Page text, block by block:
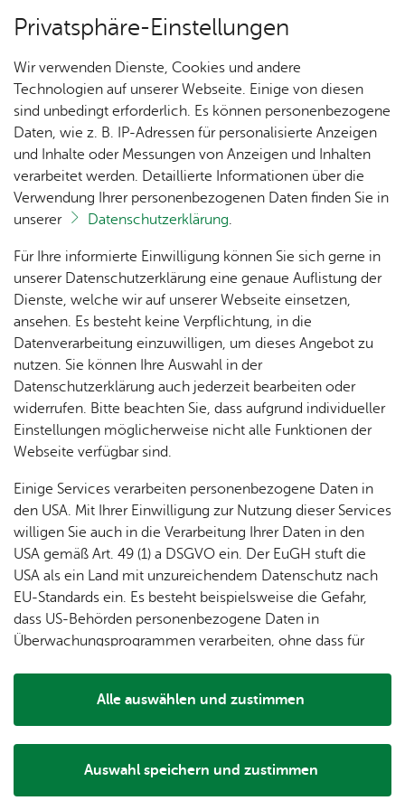
Rund ums See­ha­sen­fest
Nach­
Nach­
hal­tig­
keit
Stand­
See­has
Hei­
mat­
lied
Fest­
zei­ten
Fest­
ab­zei­
chen
In­fo­
stand
Tisch­
re­ser­
vie­
run­
gen
Fest­
ge­län­
Ver­
gnü­
gung­
park
Ein­
tritts­
&
Wert­
mar­
ken
Orga &
Spen­
den
Spon­
so­ren
Fi­gu­
ren­
grup­
pe
Fun­
dus
Ju­
gend­
Lage &
See­ha­sen­fest­ka­len­der
Wein­bar am Gon­del­ha­fen
(Fest­wirt: Mar­tin Frän­kel
GmbH)
Alle Ver­an­stal­tun­gen an die­sem Ver­an­stal­tungs­ort
Für die­sen Ver­an­stal­tungs­ort gibt es keine ak­tu­el­len Ver­an­
stal­tun­gen. Den städ­ti­schen Ver­an­stal­tungs­ka­len­der fin­den
Sie unterwww.​kalender.​fri​edri​chsh​afen.​de.
Wein­bar am Gon­del­ha­fen (Fest­wirt: Mar­tin Frän­kel
GmbH)
Ufer­stra­ße
88045Fried­richs­ha­fen
Rou­ten­pla­ner star­ten
Die Häfler Musikvereine und die Festwirte sorgen auf dem
Privatsphäre-Einstellungen
Wir verwenden Dienste, Cookies und andere
Technologien auf unserer Webseite. Einige von diesen
sind unbedingt erforderlich. Es können personenbezogene
Daten, wie z. B. IP-Adressen für personalisierte Anzeigen
und Inhalte oder Messungen von Anzeigen und Inhalten
verarbeitet werden. Detaillierte Informationen über die
Verwendung Ihrer personenbezogenen Daten finden Sie in
unserer
Datenschutzerklärung.
Für Ihre informierte Einwilligung können Sie sich gerne in
unserer Datenschutzerklärung eine genaue Auflistung der
Dienste, welche wir auf unserer Webseite einsetzen,
ansehen. Es besteht keine Verpflichtung, in die
Datenverarbeitung einzuwilligen, um dieses Angebot zu
nutzen. Sie können Ihre Auswahl in der
Datenschutzerklärung auch jederzeit bearbeiten oder
widerrufen. Bitte beachten Sie, dass aufgrund individueller
Einstellungen möglicherweise nicht alle Funktionen der
Webseite verfügbar sind.
Einige Services verarbeiten personenbezogene Daten in
den USA. Mit Ihrer Einwilligung zur Nutzung dieser Services
willigen Sie auch in die Verarbeitung Ihrer Daten in den
USA gemäß Art. 49 (1) a DSGVO ein. Der EuGH stuft die
USA als ein Land mit unzureichendem Datenschutz nach
EU-Standards ein. Es besteht beispielsweise die Gefahr,
dass US-Behörden personenbezogene Daten in
Überwachungsprogrammen verarbeiten, ohne dass für
Auswahl speichern und zustimmen
Alle auswählen und zustimmen